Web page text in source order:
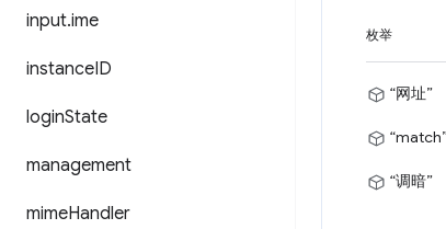
input.ime
instanceID
loginState
management
mimeHandler
枚举
“网址”
“调暗”